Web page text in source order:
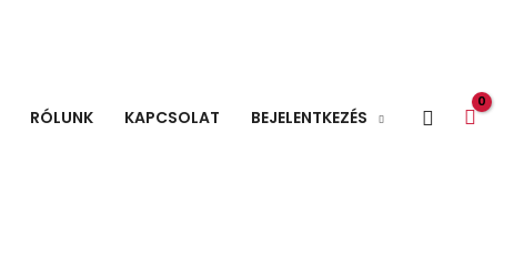
RÓLUNK KAPCSOLAT BEJELENTKEZÉS Search